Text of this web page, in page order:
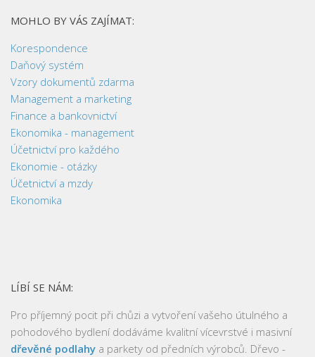
MOHLO BY VÁS ZAJÍMAT:
Korespondence
Daňový systém
Vzory dokumentů zdarma
Management a marketing
Finance a bankovnictví
Ekonomika - management
Účetnictví pro každého
Ekonomie - otázky
Účetnictví a mzdy
Ekonomika
LÍBÍ SE NÁM:
Pro příjemný pocit při chůzi a vytvoření vašeho útulného a
pohodového bydlení dodáváme kvalitní vícevrstvé i masivní
dřevěné podlahy a parkety od předních výrobců. Dřevo -